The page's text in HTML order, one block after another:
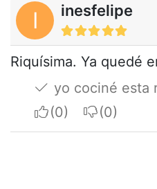
I inesfelipe
Riquísima. Ya quedé
yo cociné esta
I apreciateI do not